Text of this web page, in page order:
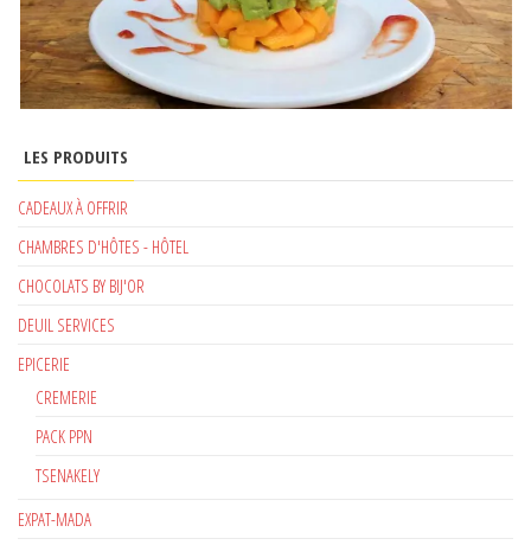
LES PRODUITS
CADEAUX À OFFRIR
CHAMBRES D'HÔTES - HÔTEL
CHOCOLATS BY BIJ'OR
DEUIL SERVICES
EPICERIE
CREMERIE
PACK PPN
TSENAKELY
EXPAT-MADA